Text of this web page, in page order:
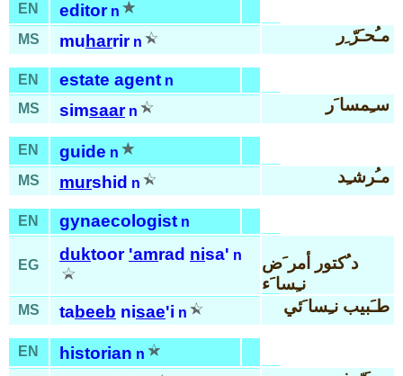
EN editor n
MS
muharrir n مـُحـَرّ ِر
EN estate agent n
MS
simsaar n سـِمسا َر
EN guide n
MS
murshid n مـُرشـِد
EN gynaecologist n
EG
duktoor 'amrad nisa' n
د ُكتور أمر َض
نـِسا َء
MS tabeeb nisae'i n طـَبيب نـِسا َئي
EN historian n